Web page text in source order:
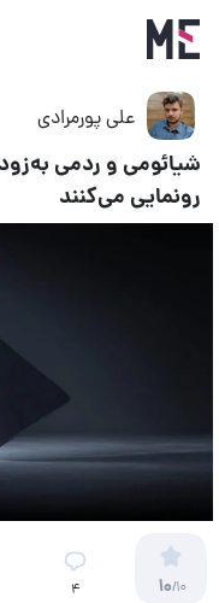
علی پورمرادی
شیائومی و ردمی
رونمایی می‌کنند
10/10
4